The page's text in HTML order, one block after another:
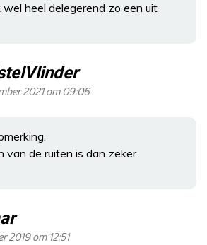
wel heel delegerend zo een uit
2021 om 09:06
van de ruiten is dan zeker
2019 om 12:51